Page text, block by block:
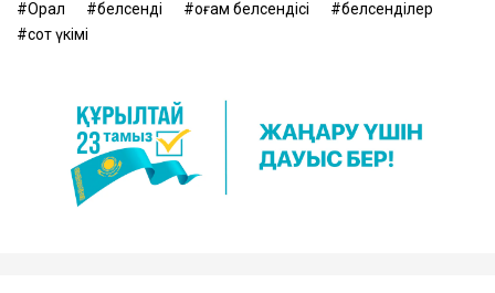
Орал белсенді Қоғам белсендісі
белсенділер
сот үкімі